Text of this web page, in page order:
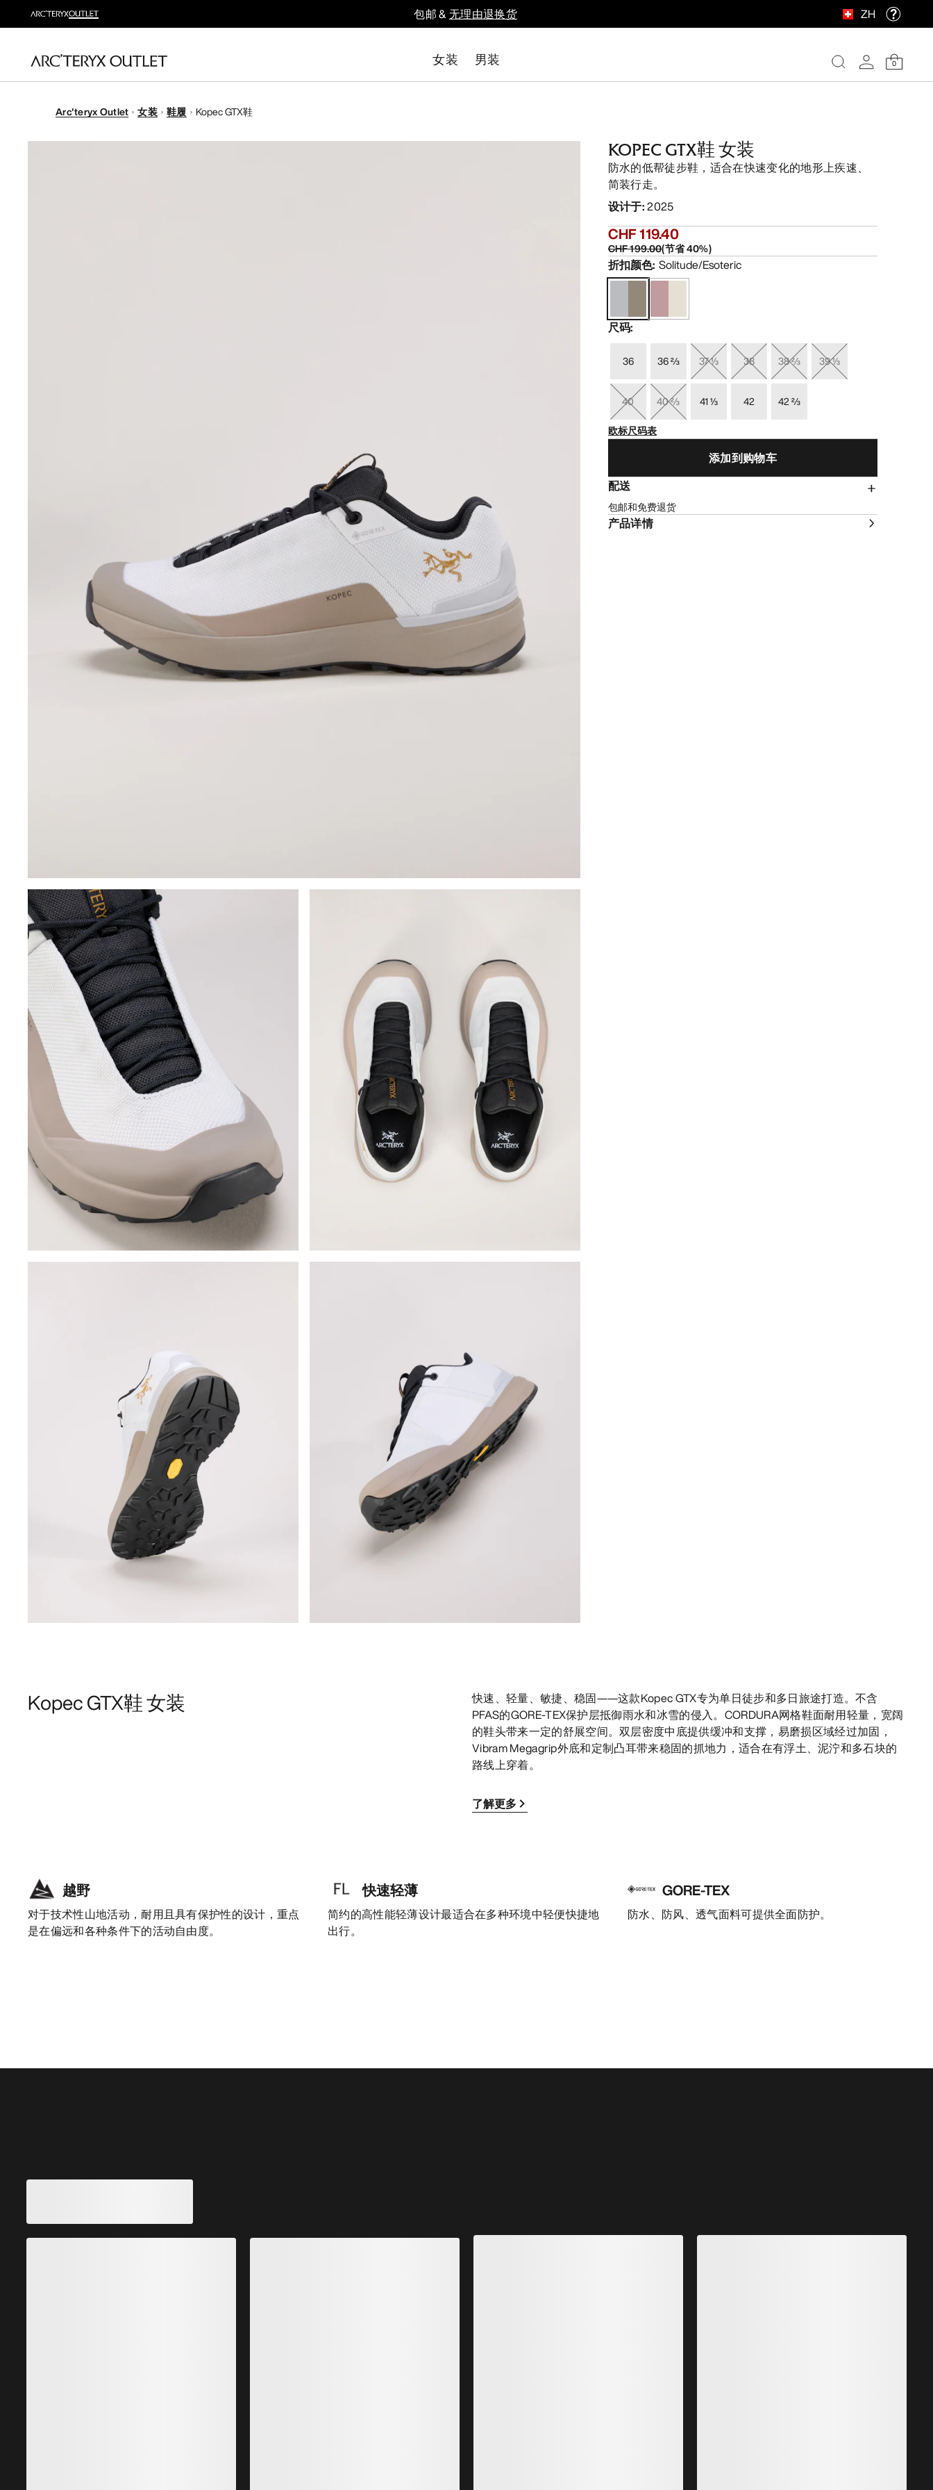
包邮 &无理由退换货 ZH
女装 男装 0
Arc'teryx Outlet 女装 鞋履 Kopec GTX鞋
KOPEC GTX鞋 女装
防水的低帮徒步鞋，适合在快速变化的地形上疾速、
简装行走。
设计于:2025
CHF 119.40
CHF 199.00(节省40%)
折扣颜色: Solitude/Esoteric
尺码:
36 36 ⅔ 37 ⅓ 38 38 ⅔ 39 ⅓
40 40 ⅔ 41 ⅓ 42
42 ⅔
欧标尺码表
添加到购物车
配送
包邮和免费退货
产品详情
Kopec GTX鞋 女装
快速、轻量、敏捷、稳固——这款Kopec GTX专为单日徒步和多日旅途打造。不含
PFAS的GORE-TEX保护层抵御雨水和冰雪的侵入。CORDURA网格鞋面耐用轻量，宽阔
的鞋头带来一定的舒展空间。双层密度中底提供缓冲和支撑，易磨损区域经过加固，
Vibram Megagrip外底和定制凸耳带来稳固的抓地力，适合在有浮土、泥泞和多石块的
路线上穿着。
了解更多
越野
对于技术性山地活动，耐用且具有保护性的设计，重点
是在偏远和各种条件下的活动自由度。
快速轻薄
简约的高性能轻薄设计最适合在多种环境中轻便快捷地
出行。
GORE-TEX
防水、防风、透气面料可提供全面防护。